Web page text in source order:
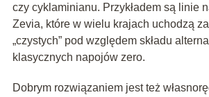
czy cyklaminianu. Przykładem są linie
Zevia, które w wielu krajach uchodzą
„czystych” pod względem składu
klasycznych napojów zero.
Dobrym rozwiązaniem jest też